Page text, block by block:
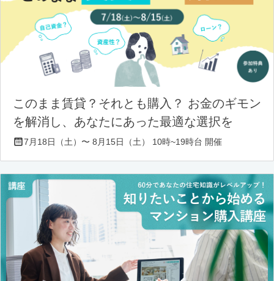
このまま賃貸？それとも購入？ お金のギモン
を解消し、あなたにあった最適な選択を
7月18日（土）〜 8月15日（土） 10時~19時台 開催